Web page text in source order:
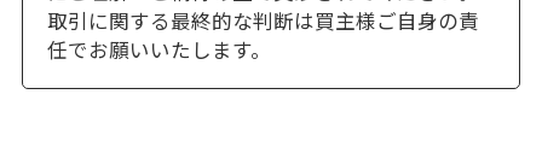
取引に関する最終的な判断は買主様ご自身の責
任でお願いいたします。